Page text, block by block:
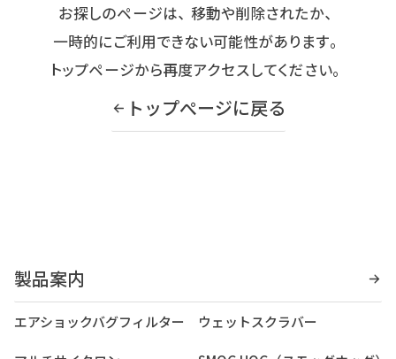
お探しのページは、移動や削除されたか、
一時的にご利用できない可能性があります。
トップページから再度アクセスしてください。
トップぺージに戻る
製品案内
エアショックバグフィルター ウェットスクラバー